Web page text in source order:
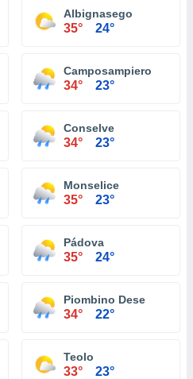
Albignasego
35° 24°
Camposampiero
34° 23°
Conselve
34° 23°
Monselice
35° 23°
Pádova
35° 24°
Piombino Dese
34° 22°
Teolo
33° 23°